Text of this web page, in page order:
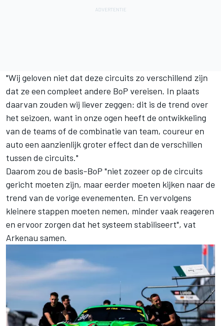
"Wij geloven niet dat deze circuits zo verschillend zijn
dat ze een compleet andere BoP vereisen. In plaats
daarvan zouden wij liever zeggen: dit is de trend over
het seizoen, want in onze ogen heeft de ontwikkeling
van de teams of de combinatie van team, coureur en
auto een aanzienlijk groter effect dan de verschillen
tussen de circuits."
Daarom zou de basis-BoP "niet zozeer op de circuits
gericht moeten zijn, maar eerder moeten kijken naar de
trend van de vorige evenementen. En vervolgens
kleinere stappen moeten nemen, minder vaak reageren
en ervoor zorgen dat het systeem stabiliseert", vat
Arkenau samen.